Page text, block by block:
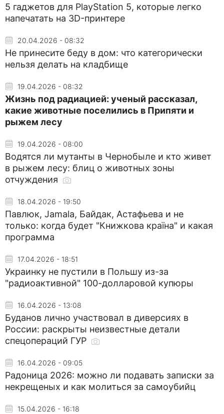
5 гаджетов для PlayStation 5, которые легко
напечатать на 3D-принтере
20.04.2026 - 08:32
Не принесите беду в дом: что категорически
нельзя делать на кладбище
19.04.2026 - 08:32
Жизнь под радиацией: ученый рассказал,
какие животные поселились в Припяти и
рыжем лесу
19.04.2026 - 08:00
Водятся ли мутанты в Чернобыле и кто живет
в рыжем лесу: блиц о животных зоны
отчуждения
18.04.2026 - 19:50
Павлюк, Jamala, Байдак, Астафьева и не
только: когда будет "Книжкова країна" и какая
программа
17.04.2026 - 18:51
Украинку не пустили в Польшу из-за
"радиоактивной" 100-долларовой купюры
16.04.2026 - 13:08
Буданов лично участвовал в диверсиях в
России: раскрыты неизвестные детали
спецопераций ГУР
16.04.2026 - 09:05
Радоница 2026: можно ли подавать записки за
некрещеных и как молиться за самоубийц
15.04.2026 - 16:18